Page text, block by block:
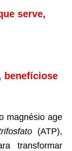
serve,
benefíciose
magnésio age
(ATP),
transformar